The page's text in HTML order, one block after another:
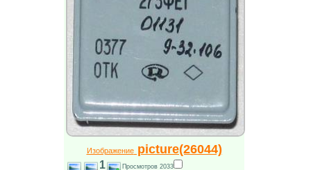
Изображениеpicture(26044)
1 Просмотров 2033